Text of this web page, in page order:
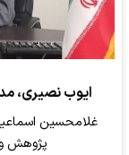
ایوب نصیری،
غلامحسین
پژوهش